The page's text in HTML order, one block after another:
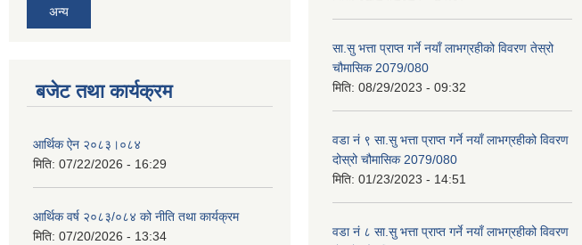
अन्य
बजेट तथा कार्यक्रम
आर्थिक ऐन २०८३।०८४
मिति: 07/22/2026 - 16:29
आर्थिक वर्ष २०८३/०८४ को नीति तथा कार्यक्रम
मिति: 07/20/2026 - 13:34
सा.सु भत्ता प्राप्त गर्ने नयाँ लाभग्रहीको विवरण तेस्रो
चौमासिक 2079/080
मिति: 08/29/2023 - 09:32
वडा नं ९ सा.सु भत्ता प्राप्त गर्ने नयाँ लाभग्रहीको विवरण
दोस्रो चौमासिक 2079/080
मिति: 01/23/2023 - 14:51
वडा नं ८ सा.सु भत्ता प्राप्त गर्ने नयाँ लाभग्रहीको विवरण